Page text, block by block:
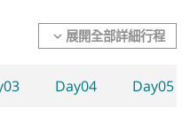
expand_more 展開全部詳細行程
Day04 Day05